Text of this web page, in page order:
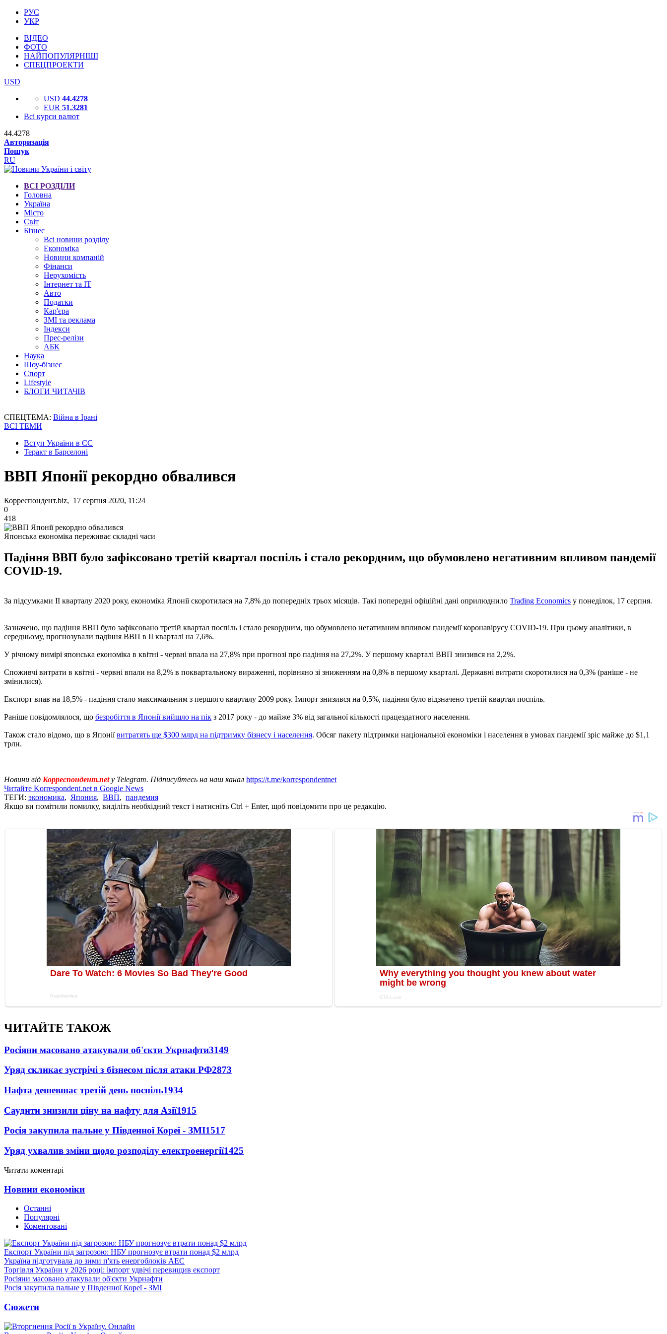
РУС
УКР
ВІДЕО
ФОТО
НАЙПОПУЛЯРНІШІ
СПЕЦПРОЕКТИ
USD
USD 44.4278
EUR 51.3281
Всі курси валют
44.4278
Авторизація
Пошук
RU
ВСІ РОЗДІЛИ
Головна
Україна
Місто
Світ
Бізнес
Всі новини розділу
Економіка
Новини компаній
Фінанси
Нерухомість
Інтернет та IT
Авто
Податки
Кар'єра
ЗМІ та реклама
Індекси
Прес-релізи
АБК
Наука
Шоу-бізнес
Спорт
Lifestyle
БЛОГИ ЧИТАЧІВ
СПЕЦТЕМА: Війна в Ірані
ВСІ ТЕМИ
Вступ України в ЄС
Теракт в Барселоні
ВВП Японії рекордно обвалився
Корреспондент.biz, 17 серпня 2020, 11:24
0
418
Японська економіка переживає складні часи
Падіння ВВП було зафіксовано третій квартал поспіль і стало рекордним, що обумовлено негативним впливом пандемії
COVID-19.
За підсумками II кварталу 2020 року, економіка Японії скоротилася на 7,8% до попередніх трьох місяців. Такі попередні офіційні дані оприлюднило Trading Economics у понеділок, 17 серпня.
Зазначено, що падіння ВВП було зафіксовано третій квартал поспіль і стало рекордним, що обумовлено негативним впливом пандемії коронавірусу COVID-19. При цьому аналітики, в
середньому, прогнозували падіння ВВП в II кварталі на 7,6%.
У річному вимірі японська економіка в квітні - червні впала на 27,8% при прогнозі про падіння на 27,2%. У першому кварталі ВВП знизився на 2,2%.
Споживчі витрати в квітні - червні впали на 8,2% в поквартальному вираженні, порівняно зі зниженням на 0,8% в першому кварталі. Державні витрати скоротилися на 0,3% (раніше - не
змінилися).
Експорт впав на 18,5% - падіння стало максимальним з першого кварталу 2009 року. Імпорт знизився на 0,5%, падіння було відзначено третій квартал поспіль.
Раніше повідомлялося, що безробіття в Японії вийшло на пік з 2017 року - до майже 3% від загальної кількості працездатного населення.
Також стало відомо, що в Японіївитратять ще $300 млрд на підтримку бізнесу і населення. Обсяг пакету підтримки національної економіки і населення в умовах пандемії зріс майже до $1,1
трлн.
Новини від Корреспондент.net у Telegram. Підписуйтесь на наш канал https://t.me/korrespondentnet
Читайте Korrespondent.net в Google News
ТЕГИ: экономика, Япония, ВВП, пандемия
Якщо ви помітили помилку, виділіть необхідний текст і натисніть Ctrl + Enter, щоб повідомити про це редакцію.
ЧИТАЙТЕ ТАКОЖ
Росіяни масовано атакували об'єкти Укрнафти3149
Уряд скликає зустрічі з бізнесом після атаки РФ2873
Нафта дешевшає третій день поспіль1934
Саудити знизили ціну на нафту для Азії1915
Росія закупила пальне у Південної Кореї - ЗМІ1517
Уряд ухвалив зміни щодо розподілу електроенергії1425
Читати коментарі
Новини економіки
Останні
Популярні
Коментовані
Експорт України під загрозою: НБУ прогнозує втрати понад $2 млрд
Україна підготувала до зими п'ять енергоблоків АЕС
Торгівля України у 2026 році: імпорт удвічі перевищив експорт
Росіяни масовано атакували об'єкти Укрнафти
Росія закупила пальне у Південної Кореї - ЗМІ
Сюжети